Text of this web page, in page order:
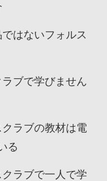
はないフォルス
ブで学びません
ラブの教材は電
る
ラブで一人で学